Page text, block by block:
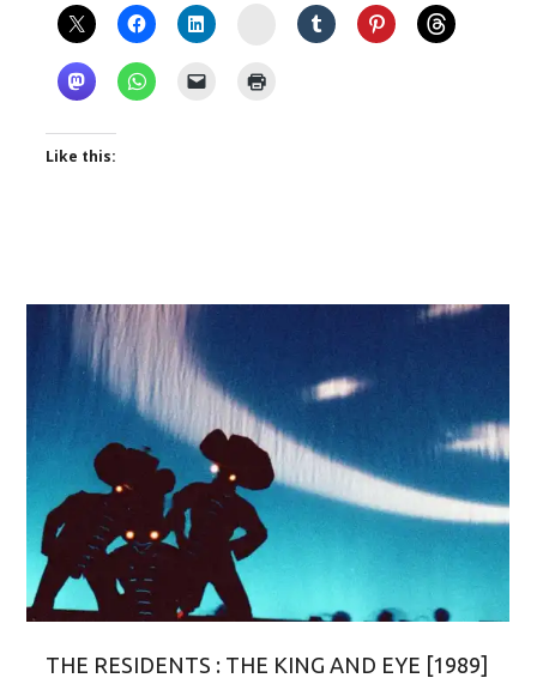
Instagram
Like this:
THE RESIDENTS : THE KING AND EYE [1989]